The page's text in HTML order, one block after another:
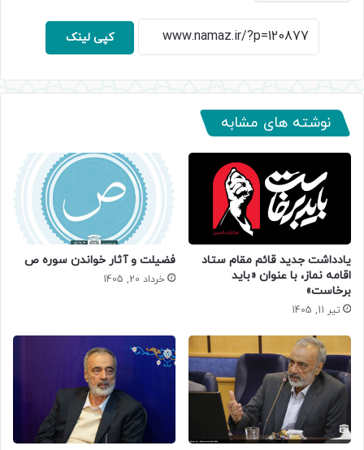
کپی لینک
نوشته های مشابه
یادداشت جدید قائم مقام ستاد
اقامه نماز، با عنوان «باید
برخاست»
تیر 11, 1405
فضیلت و آثار خواندن سوره ص
خرداد 20, 1405